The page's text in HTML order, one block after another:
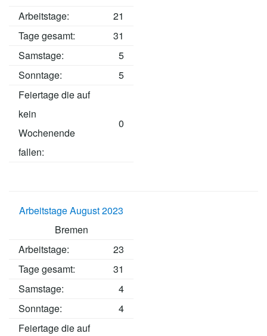
Arbeitstage:
21
Tage gesamt:
31
Samstage:
5
Sonntage:
5
Feiertage die auf
kein
Wochenende
fallen:
0
Arbeitstage August 2023
Bremen
Arbeitstage:
23
Tage gesamt:
31
Samstage:
4
Sonntage:
4
Feiertage die auf